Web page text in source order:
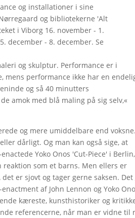
og installationer i sine
og bibliotekerne 'Alt
i Viborg 16. november - 1.
december - 8. december. Se
og skulptur. Performance er i
mens performance ikke har en
og så 40 minutters
amok med blå maling på sig selv,«
og mere umiddelbare end
dårligt. Og man kan også sige, at
Yoko Onos 'Cut-Piece' i
som et barns. Men ellers er
er sjovt og tager gerne saksen. Det
af John Lennon og Yoko
kæreste, kunsthistoriker og
referencerne, når man er vidne til